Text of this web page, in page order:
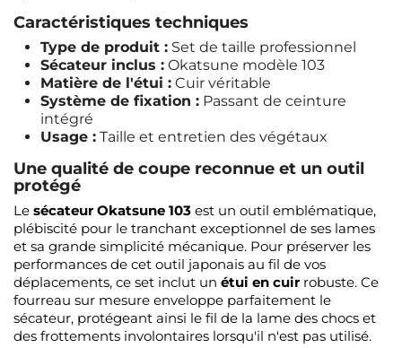
Caractéristiques techniques
Type de produit : Set de taille professionnel
Sécateur inclus : Okatsune modèle 103
Matière de l'étui : Cuir véritable
Système de fixation : Passant de ceinture
intégré
Usage : Taille et entretien des végétaux
Une qualité de coupe reconnue et un outil
protégé
Le sécateur Okatsune 103 est un outil emblématique,
plébiscité pour le tranchant exceptionnel de ses lames
et sa grande simplicité mécanique. Pour préserver les
performances de cet outil japonais au fil de vos
déplacements, ce set inclut un étui en cuirrobuste. Ce
fourreau sur mesure enveloppe parfaitement le
sécateur, protégeant ainsi le fil de la lame des chocs et
des frottements involontaires lorsqu'il n'est pas utilisé.